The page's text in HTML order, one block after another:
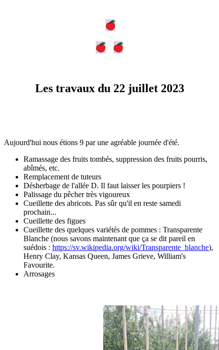
Les travaux du 22 juillet 2023
Aujourd'hui nous étions 9 par une agréable journée d'été.
Ramassage des fruits tombés, suppression des fruits pourris,
abîmés, etc.
Remplacement de tuteurs
Désherbage de l'allée D. Il faut laisser les pourpiers !
Palissage du pêcher très vigoureux
Cueillette des abricots. Pas sûr qu'il en reste samedi
prochain...
Cueillette des figues
Cueillette des quelques variétés de pommes : Transparente
Blanche (nous savons maintenant que ça se dit pareil en
suédois : https://sv.wikipedia.org/wiki/Transparente_blanche),
Henry Clay, Kansas Queen, James Grieve, William's
Favourite.
Arrosages